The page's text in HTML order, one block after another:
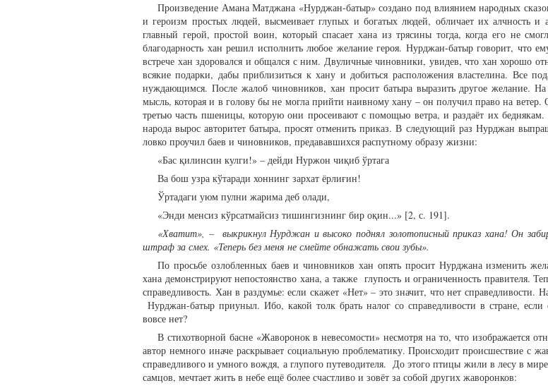
Произведение Амана Матджана «Нурджан-батыр» создано под влиянием народных
и героизм простых людей, высмеивает глупых и богатых людей, обличает их алчность и
главный герой, простой воин, который спасает хана из трясины тогда, когда его не
благодарность хан решил исполнить любое желание героя. Нурджан-батыр говорит, что
встрече хан здоровался и общался с ним. Двуличные чиновники, увидев, что хан хорошо
всякие подарки, дабы приблизиться к хану и добиться расположения властелина. Все
нуждающимся. После жалоб чиновников, хан просит батыра выразить другое желание.
мысль, которая и в голову бы не могла прийти наивному хану – он получил право на ветер.
третью часть пшеницы, которую они просеивают с помощью ветра, и раздаёт их
народа вырос авторитет батыра, просят отменить приказ. В следующий раз Нурджан
ловко проучил баев и чиновников, предававшихся распутному образу жизни:
«Бас қилинсин кулги!» – дейди Нуржон чиқиб ўртага
Ва бош узра кўтаради хоннинг зархат ёрлиғин!
Ўртадаги уюм пулни жарима деб олади,
«Энди менсиз кўрсатмайсиз тишингизнинг бир оқин...» [2, с. 191].
«Хватит», – выкрикнул Нурджан и высоко поднял золотописный приказ хана! Он
штраф за смех. «Теперь без меня не смейте обнажать свои зубы».
По просьбе озлобленных баев и чиновников хан опять просит Нурджана изменить
хана демонстрируют непостоянство хана, а также глупость и ограниченность правителя.
справедливость. Хан в раздумье: если скажет «Нет» – это значит, что нет справедливости.
Нурджан-батыр приуныл. Ибо, какой толк брать налог со справедливости в стране, если
вовсе нет?
В стихотворной басне «Жаворонок в невесомости» несмотря на то, что изображается
автор немного иначе раскрывает социальную проблематику. Происходит происшествие с
справедливого и умного вождя, а глупого путеводителя. До этого птицы жили в лесу в
самцов, мечтает жить в небе ещё более счастливо и зовёт за собой других жаворонков: